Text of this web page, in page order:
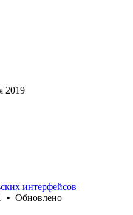
2019
интерфейсов
• Обновлено